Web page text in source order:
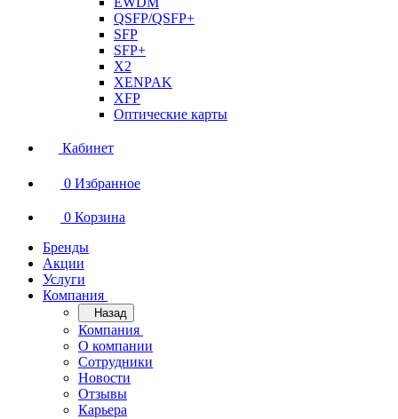
QSFP/QSFP+
SFP
SFP+
X2
XENPAK
XFP
Оптические карты
Кабинет
0 Избранное
0 Корзина
Бренды
Акции
Услуги
Компания
Назад
Компания
О компании
Сотрудники
Новости
Отзывы
Карьера